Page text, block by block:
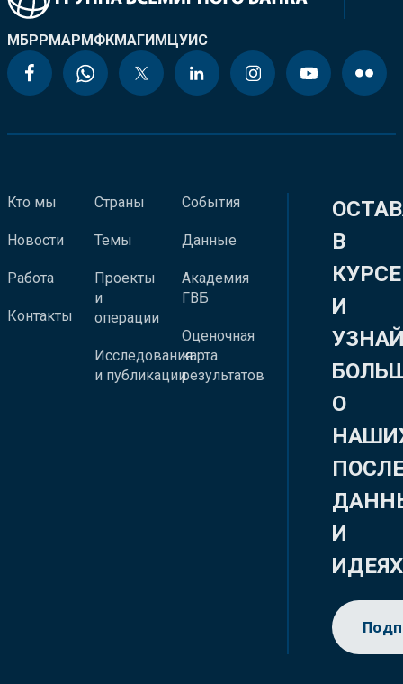
МБРРМАРМФКМАГИМЦУИС
Кто мы
Новости
Работа
Контакты
Страны
Темы
Проекты
и
операции
Исследования
и публикации
События
Данные
Академия
ГВБ
Оценочная
карта
результатов
В
КУРСЕ
И
О
И
ИДЕЯХ